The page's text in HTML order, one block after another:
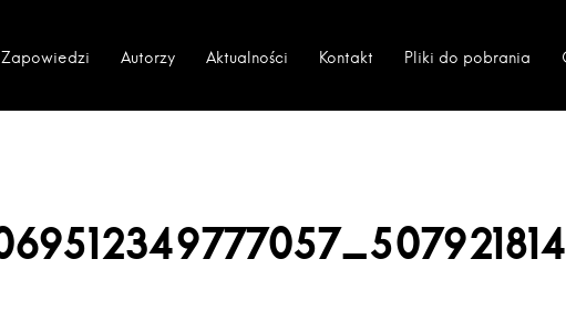
Zapowiedzi Autorzy Aktualności Kontakt Pliki do pobrania